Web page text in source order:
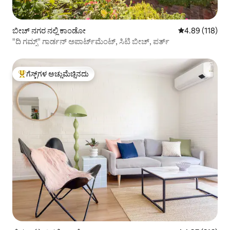
ಬೀಚ್ ನಗರ ನಲ್ಲಿ ಕಾಂಡೋ 5 ರಲ್ಲಿ 4.89
4.89 (118)
"ದಿ ಗಮ್ಸ್" ಗಾರ್ಡನ್ ಅಪಾರ್ಟ್‌ಮೆಂಟ್, ಸಿಟಿ ಬೀಚ್, ಪರ್ತ್
ಗೆಸ್ಟ್‌ಗಳಿಗೆ ಅತಿ ಹೆಚ್ಚು ಅಚ್ಚುಮೆಚ್ಚಿನದು
ಗೆಸ್ಟ್‌ಗಳ ಅಚ್ಚುಮೆಚ್ಚಿನದು